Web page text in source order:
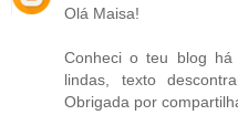
Olá Maisa!
Conheci o teu blog há
lindas, texto
Obrigada por